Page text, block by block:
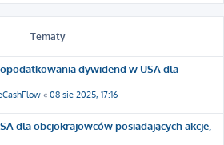
Tematy
dywidend w USA dla
« 08 sie 2025, 17:16
dla obcjokrajowców posiadających akcje,